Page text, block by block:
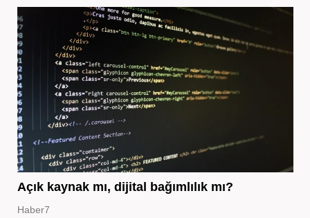
Açık kaynak mı, dijital bağımlılık mı?
Haber7